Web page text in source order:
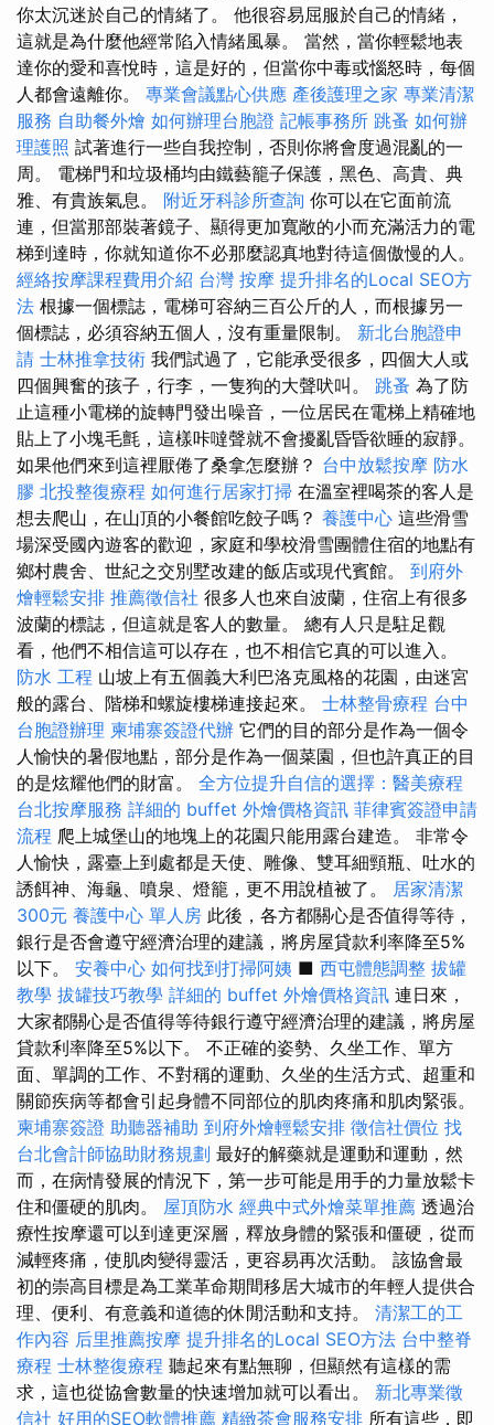
你太沉迷於自己的情緒了。 他很容易屈服於自己的情緒，
這就是為什麼他經常陷入情緒風暴。 當然，當你輕鬆地表
達你的愛和喜悅時，這是好的，但當你中毒或惱怒時，每個
人都會遠離你。 專業會議點心供應 產後護理之家 專業清潔
服務 自助餐外燴 如何辦理台胞證 記帳事務所 跳蚤 如何辦
理護照 試著進行一些自我控制，否則你將會度過混亂的一
周。 電梯門和垃圾桶均由鐵藝籠子保護，黑色、高貴、典
雅、有貴族氣息。 附近牙科診所查詢 你可以在它面前流
連，但當那部裝著鏡子、顯得更加寬敞的小而充滿活力的電
梯到達時，你就知道你不必那麼認真地對待這個傲慢的人。
經絡按摩課程費用介紹 台灣 按摩 提升排名的Local SEO方
法 根據一個標誌，電梯可容納三百公斤的人，而根據另一
個標誌，必須容納五個人，沒有重量限制。 新北台胞證申
請 士林推拿技術 我們試過了，它能承受很多，四個大人或
四個興奮的孩子，行李，一隻狗的大聲吠叫。 跳蚤 為了防
止這種小電梯的旋轉門發出噪音，一位居民在電梯上精確地
貼上了小塊毛氈，這樣咔噠聲就不會擾亂昏昏欲睡的寂靜。
如果他們來到這裡厭倦了桑拿怎麼辦？ 台中放鬆按摩 防水
膠 北投整復療程 如何進行居家打掃 在溫室裡喝茶的客人是
想去爬山，在山頂的小餐館吃餃子嗎？ 養護中心 這些滑雪
場深受國內遊客的歡迎，家庭和學校滑雪團體住宿的地點有
鄉村農舍、世紀之交別墅改建的飯店或現代賓館。 到府外
燴輕鬆安排 推薦徵信社 很多人也來自波蘭，住宿上有很多
波蘭的標誌，但這就是客人的數量。 總有人只是駐足觀
看，他們不相信這可以存在，也不相信它真的可以進入。
防水 工程 山坡上有五個義大利巴洛克風格的花園，由迷宮
般的露台、階梯和螺旋樓梯連接起來。 士林整骨療程 台中
台胞證辦理 柬埔寨簽證代辦 它們的目的部分是作為一個令
人愉快的暑假地點，部分是作為一個菜園，但也許真正的目
的是炫耀他們的財富。 全方位提升自信的選擇：醫美療程
台北按摩服務 詳細的 buffet 外燴價格資訊 菲律賓簽證申請
流程 爬上城堡山的地塊上的花園只能用露台建造。 非常令
人愉快，露臺上到處都是天使、雕像、雙耳細頸瓶、吐水的
誘餌神、海龜、噴泉、燈籠，更不用說植被了。 居家清潔
300元 養護中心 單人房 此後，各方都關心是否值得等待，
銀行是否會遵守經濟治理的建議，將房屋貸款利率降至5%
以下。 安養中心 如何找到打掃阿姨 ■ 西屯體態調整 拔罐
教學 拔罐技巧教學 詳細的 buffet 外燴價格資訊 連日來，
大家都關心是否值得等待銀行遵守經濟治理的建議，將房屋
貸款利率降至5%以下。 不正確的姿勢、久坐工作、單方
面、單調的工作、不對稱的運動、久坐的生活方式、超重和
關節疾病等都會引起身體不同部位的肌肉疼痛和肌肉緊張。
柬埔寨簽證 助聽器補助 到府外燴輕鬆安排 徵信社價位 找
台北會計師協助財務規劃 最好的解藥就是運動和運動，然
而，在病情發展的情況下，第一步可能是用手的力量放鬆卡
住和僵硬的肌肉。 屋頂防水 經典中式外燴菜單推薦 透過治
療性按摩還可以到達更深層，釋放身體的緊張和僵硬，從而
減輕疼痛，使肌肉變得靈活，更容易再次活動。 該協會最
初的崇高目標是為工業革命期間移居大城市的年輕人提供合
理、便利、有意義和道德的休閒活動和支持。 清潔工的工
作內容 后里推薦按摩 提升排名的Local SEO方法 台中整脊
療程 士林整復療程 聽起來有點無聊，但顯然有這樣的需
求，這也從協會數量的快速增加就可以看出。 新北專業徵
信社 好用的SEO軟體推薦 精緻茶會服務安排 所有這些，即